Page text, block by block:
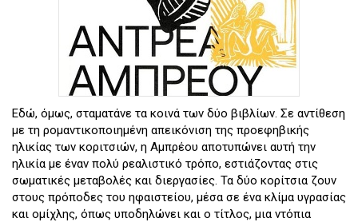
Εδώ, όμως, σταματάνε τα κοινά των δύο βιβλίων. Σε αντίθεση
με τη ρομαντικοποιημένη απεικόνιση της προεφηβικής
ηλικίας των κοριτσιών, η Αμπρέου αποτυπώνει αυτή την
ηλικία με έναν πολύ ρεαλιστικό τρόπο, εστιάζοντας στις
σωματικές μεταβολές και διεργασίες. Τα δύο κορίτσια ζουν
στους πρόποδες του ηφαιστείου, μέσα σε ένα κλίμα υγρασίας
και ομίχλης, όπως υποδηλώνει και ο τίτλος, μια ντόπια